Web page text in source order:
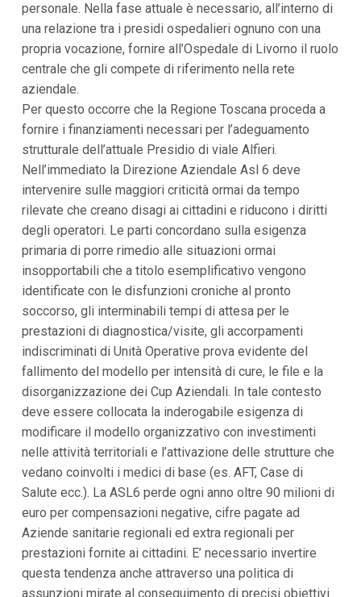
n
c
p
a
e
V
a
i
i
n
f
o
n
o
personale. Nella fase attuale è necessario, all’interno di
una relazione tra i presidi ospedalieri ognuno con una
propria vocazione, fornire all’Ospedale di Livorno il ruolo
centrale che gli compete di riferimento nella rete
aziendale.
Per questo occorre che la Regione Toscana proceda a
fornire i finanziamenti necessari per l’adeguamento
strutturale dell’attuale Presidio di viale Alfieri.
Nell’immediato la Direzione Aziendale Asl 6 deve
intervenire sulle maggiori criticità ormai da tempo
rilevate che creano disagi ai cittadini e riducono i diritti
degli operatori. Le parti concordano sulla esigenza
primaria di porre rimedio alle situazioni ormai
insopportabili che a titolo esemplificativo vengono
identificate con le disfunzioni croniche al pronto
soccorso, gli interminabili tempi di attesa per le
prestazioni di diagnostica/visite, gli accorpamenti
indiscriminati di Unità Operative prova evidente del
fallimento del modello per intensità di cure, le file e la
disorganizzazione dei Cup Aziendali. In tale contesto
deve essere collocata la inderogabile esigenza di
modificare il modello organizzativo con investimenti
nelle attività territoriali e l’attivazione delle strutture che
vedano coinvolti i medici di base (es. AFT, Case di
Salute ecc.). La ASL6 perde ogni anno oltre 90 milioni di
euro per compensazioni negative, cifre pagate ad
Aziende sanitarie regionali ed extra regionali per
prestazioni fornite ai cittadini. E’ necessario invertire
questa tendenza anche attraverso una politica di
assunzioni mirate al conseguimento di precisi obiettivi